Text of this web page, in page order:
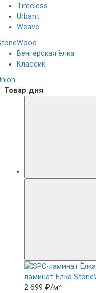
Timeless
Urbant
Weave
Венгерская ёлка
Классик
Товар дня
ламинат Ëлка
2 699 ₽/м²